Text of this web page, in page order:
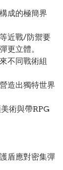
成的極簡界
近戰/防禦要
更立體。
不同戰術組
造出獨特世界
術與帶RPG
盾應對密集彈